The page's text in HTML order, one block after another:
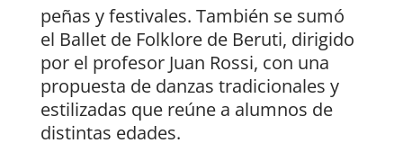
peñas y festivales. También se sumó
el Ballet de Folklore de Beruti, dirigido
por el profesor Juan Rossi, con una
propuesta de danzas tradicionales y
estilizadas que reúne a alumnos de
distintas edades.